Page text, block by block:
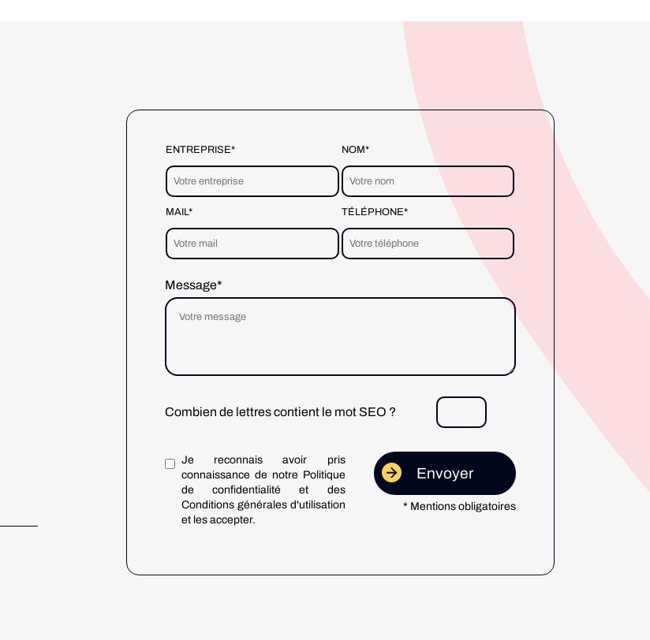
enregistrés automatiquement
dans votre navigateur web […]
ENTREPRISE* NOM*
MAIL* TÉLÉPHONE*
Message*
Combien de lettres contient le mot SEO ?
Je reconnais avoir pris
connaissance de notre Politique
de confidentialité et des
Conditions générales d'utilisation
et les accepter.
* Mentions obligatoires